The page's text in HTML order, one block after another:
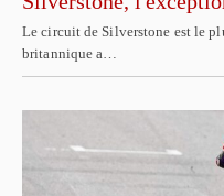
Le circuit de Silverstone est le
britannique a…